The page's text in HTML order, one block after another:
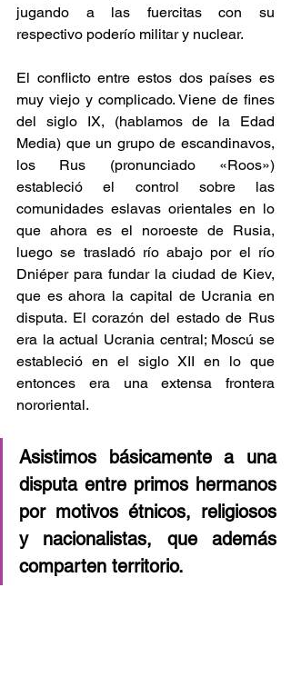
jugando a las fuercitas con su
respectivo poderío militar y nuclear.
El conflicto entre estos dos países es
muy viejo y complicado. Viene de fines
del siglo IX, (hablamos de la Edad
Media) que un grupo de escandinavos,
los Rus (pronunciado «Roos»)
estableció el control sobre las
comunidades eslavas orientales en lo
que ahora es el noroeste de Rusia,
luego se trasladó río abajo por el río
Dniéper para fundar la ciudad de Kiev,
que es ahora la capital de Ucrania en
disputa. El corazón del estado de Rus
era la actual Ucrania central; Moscú se
estableció en el siglo XII en lo que
entonces era una extensa frontera
nororiental.
Asistimos básicamente a una
disputa entre primos hermanos
por motivos étnicos, religiosos
y nacionalistas, que además
comparten territorio.